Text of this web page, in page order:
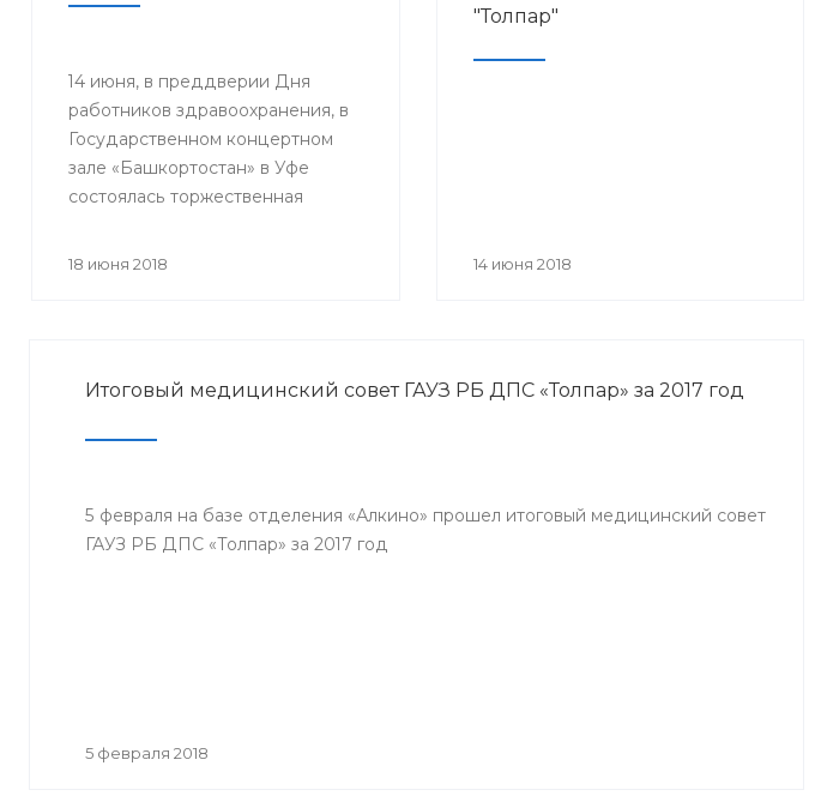
14 июня, в преддверии Дня
работников здравоохранения, в
Государственном концертном
зале «Башкортостан» в Уфе
состоялась торжественная
победителей республиканского
18 июня 2018
"Толпар"
14 июня 2018
Итоговый медицинский совет ГАУЗ РБ ДПС «Толпар» за 2017 год
5 февраля на базе отделения «Алкино» прошел итоговый медицинский совет
ГАУЗ РБ ДПС «Толпар» за 2017 год
5 февраля 2018